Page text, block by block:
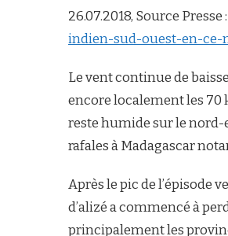
26.07.2018, Source Presse :
indien-sud-ouest-en-
Le vent continue de
encore localement les 70
reste humide sur le nord-
rafales à Madagascar
Après le pic de l’épisode
d’alizé a commencé à
principalement les